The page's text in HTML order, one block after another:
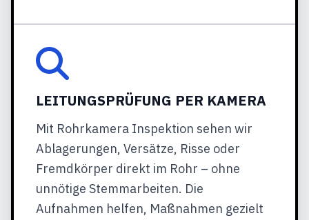
LEITUNGSPRÜFUNG PER KAMERA
Mit Rohrkamera Inspektion sehen wir
Ablagerungen, Versätze, Risse oder
Fremdkörper direkt im Rohr – ohne
unnötige Stemmarbeiten. Die
Aufnahmen helfen, Maßnahmen gezielt